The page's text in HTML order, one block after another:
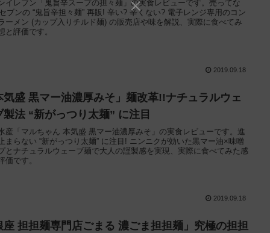
イレブン「鬼旨辛スープの担々麺」の実食レビューです。売ってな
ブンの “鬼旨辛担々麺” 再販! 辛い? 辛くない? 電子レンジ専用のコン
ーメン (カップ入りチルド麺) の販売店や味を解説、実際に食べてみ
と評価です。
2019.09.18
気盛 黒マー油濃厚みそ」麺改革!!ナチュラルウェ
製法 “新がっつり太麺” に注目
産「マルちゃん 本気盛 黒マー油濃厚みそ」の実食レビューです。進
まらない “新がっつり太麺” に注目! ニンニクが効いた黒マー油×味噌
とナチュラルウェーブ麺で大人の謹製感を実現、実際に食べてみた感
価です。
2019.09.18
座 担担麺専門店ごまる 濃ごま担担麺」究極の担担